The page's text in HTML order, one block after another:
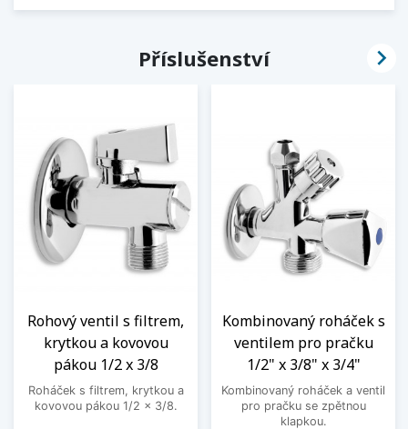
Příslušenství
Rohový ventil s filtrem,
krytkou a kovovou
pákou 1/2 x 3/8
Roháček s filtrem, krytkou a
kovovou pákou 1/2 x 3/8.
Kombinovaný roháček s
ventilem pro pračku
1/2" x 3/8" x 3/4"
Kombinovaný roháček a ventil
pro pračku se zpětnou
klapkou.
